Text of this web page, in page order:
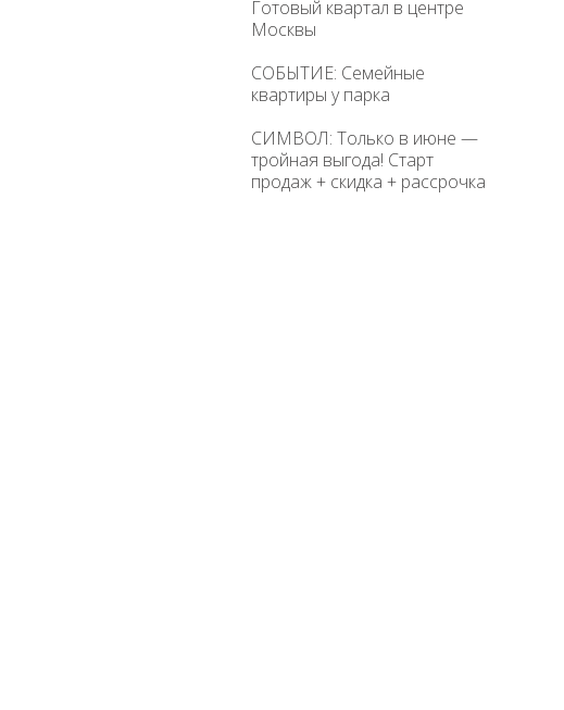
Готовый квартал в центре
Москвы
СОБЫТИЕ: Семейные
квартиры у парка
СИМВОЛ: Только в июне —
тройная выгода! Старт
продаж + скидка + рассрочка